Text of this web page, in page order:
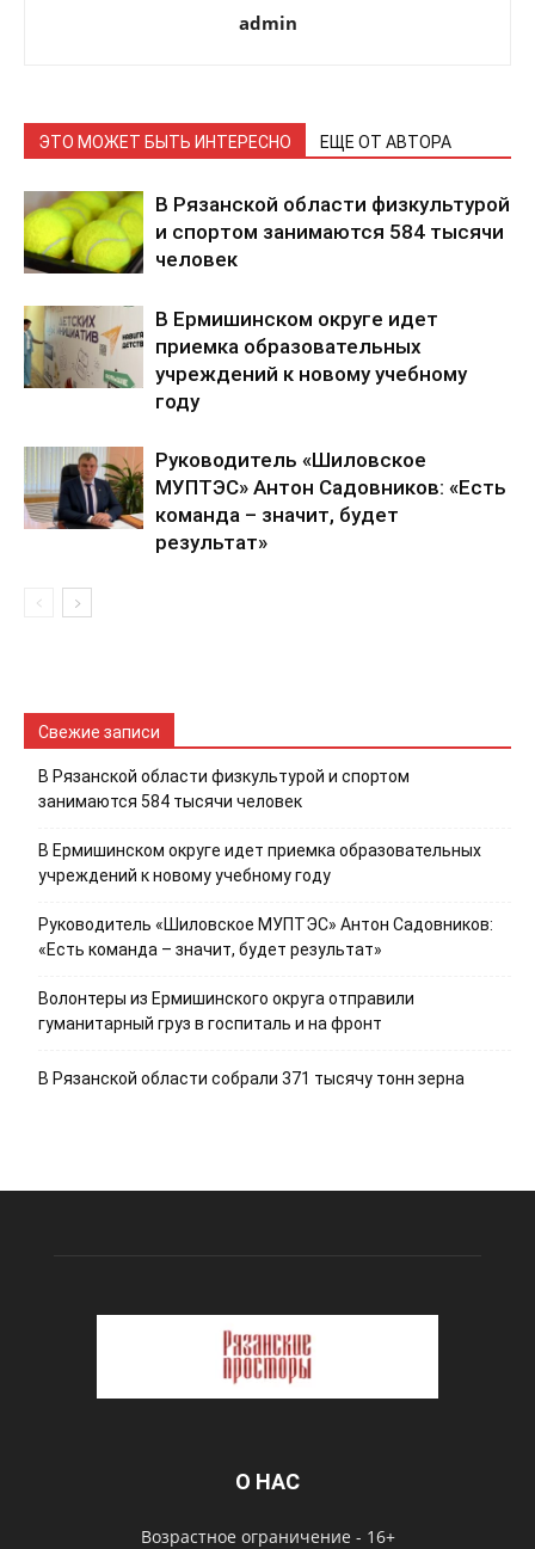
admin
ЭТО МОЖЕТ БЫТЬ ИНТЕРЕСНО ЕЩЕ ОТ АВТОРА
В Рязанской области физкультурой
и спортом занимаются 584 тысячи
человек
В Ермишинском округе идет
приемка образовательных
учреждений к новому учебному
году
Руководитель «Шиловское
МУПТЭС» Антон Садовников: «Есть
команда – значит, будет
результат»
Свежие записи
В Рязанской области физкультурой и спортом
занимаются 584 тысячи человек
В Ермишинском округе идет приемка образовательных
учреждений к новому учебному году
Руководитель «Шиловское МУПТЭС» Антон Садовников:
«Есть команда – значит, будет результат»
Волонтеры из Ермишинского округа отправили
гуманитарный груз в госпиталь и на фронт
В Рязанской области собрали 371 тысячу тонн зерна
О НАС
Возрастное ограничение - 16+